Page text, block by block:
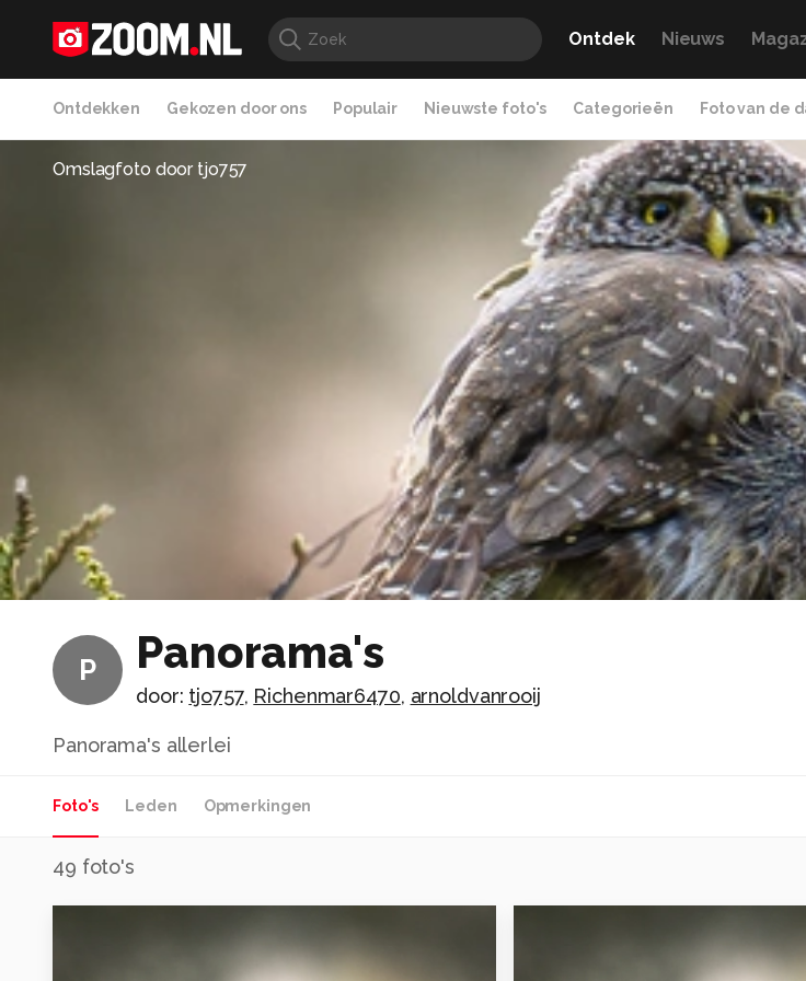
Ontdek Nieuws
Ontdekken Gekozen door ons Populair Nieuwste foto's Categorieën Foto van de
Omslagfoto door tjo757
P Panorama's
door: tjo757, Richenmar6470, arnoldvanrooij
Panorama's allerlei
Foto's Leden Opmerkingen
49 foto's